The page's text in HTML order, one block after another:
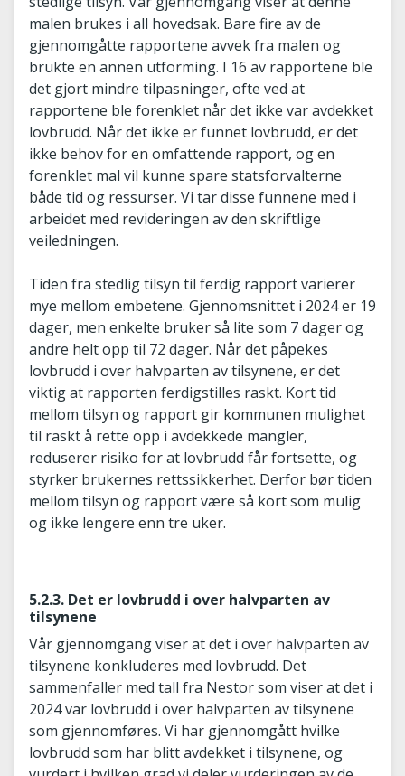
malen brukes i all hovedsak. Bare fire av de
gjennomgåtte rapportene avvek fra malen og
brukte en annen utforming. I 16 av rapportene ble
det gjort mindre tilpasninger, ofte ved at
rapportene ble forenklet når det ikke var avdekket
lovbrudd. Når det ikke er funnet lovbrudd, er det
ikke behov for en omfattende rapport, og en
forenklet mal vil kunne spare statsforvalterne
både tid og ressurser. Vi tar disse funnene med i
arbeidet med revideringen av den skriftlige
veiledningen.
Tiden fra stedlig tilsyn til ferdig rapport varierer
mye mellom embetene. Gjennomsnittet i 2024 er 19
dager, men enkelte bruker så lite som 7 dager og
andre helt opp til 72 dager. Når det påpekes
lovbrudd i over halvparten av tilsynene, er det
viktig at rapporten ferdigstilles raskt. Kort tid
mellom tilsyn og rapport gir kommunen mulighet
til raskt å rette opp i avdekkede mangler,
reduserer risiko for at lovbrudd får fortsette, og
styrker brukernes rettssikkerhet. Derfor bør tiden
mellom tilsyn og rapport være så kort som mulig
og ikke lengere enn tre uker.
5.2.3. Det er lovbrudd i over halvparten av
tilsynene
Vår gjennomgang viser at det i over halvparten av
tilsynene konkluderes med lovbrudd. Det
sammenfaller med tall fra Nestor som viser at det i
2024 var lovbrudd i over halvparten av tilsynene
som gjennomføres. Vi har gjennomgått hvilke
lovbrudd som har blitt avdekket i tilsynene, og